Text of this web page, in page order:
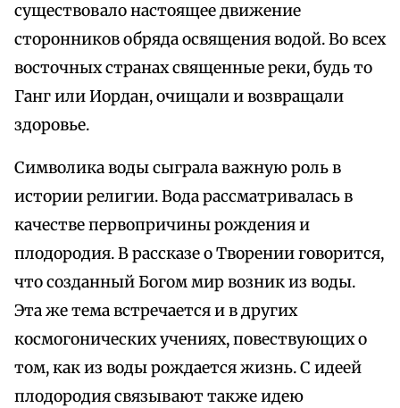
существовало настоящее движение
сторонников обряда освящения водой. Во всех
восточных странах священные реки, будь то
Ганг или Иордан, очищали и возвращали
здоровье.
Символика воды сыграла важную роль в
истории религии. Вода рассматривалась в
качестве первопричины рождения и
плодородия. В рассказе о Творении говорится,
что созданный Богом мир возник из воды.
Эта же тема встречается и в других
космогонических учениях, повествующих о
том, как из воды рождается жизнь. С идеей
плодородия связывают также идею